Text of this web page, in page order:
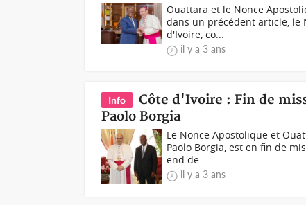
Ouattara et le Nonce
dans un précédent article, le
d'Ivoire, co...
il y a 3 ans
Info
Côte d'Ivoire : Fin de
Paolo Borgia
Le Nonce Apostolique et
Paolo Borgia, est en fin de
end de...
il y a 3 ans